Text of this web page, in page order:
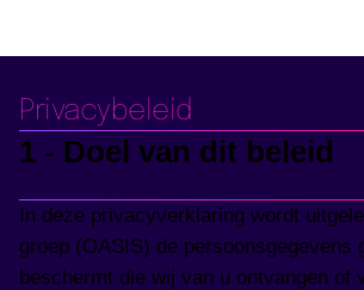
Privacybeleid
1 - Doel van dit beleid
In deze privacyverklaring wordt
groep (OASIS) de persoonsgegevens
beschermt die wij van u ontvangen of